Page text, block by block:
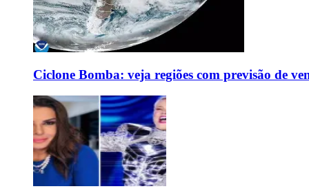
Ciclone Bomba: veja regiões com previsão de